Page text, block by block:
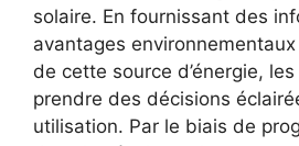
solaire. En fournissant des
avantages
de cette source d’énergie,
‌prendre des décisions
utilisation. Par le biais de